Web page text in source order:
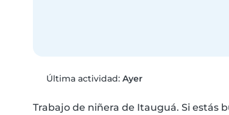
Última actividad: Ayer
Trabajo de niñera de Itauguá. Si estás